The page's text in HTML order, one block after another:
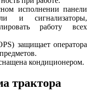
исполнении панели
и сигнализаторы,
работу всех
защищает оператора
кондиционером.
трактора